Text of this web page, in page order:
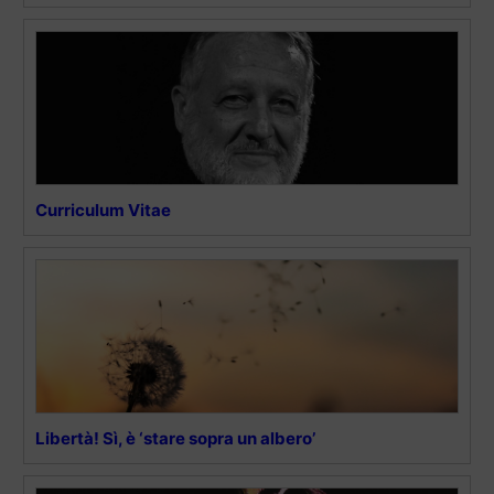
Curriculum Vitae
Libertà! Sì, è ‘stare sopra un albero’